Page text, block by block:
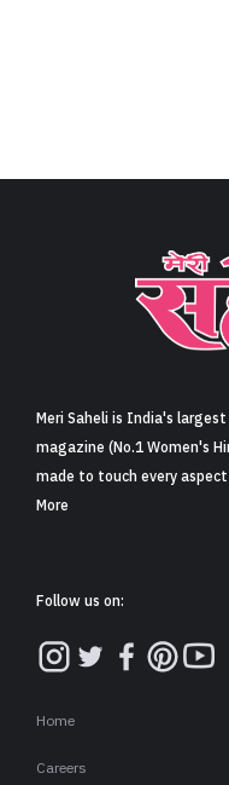
Meri Saheli is India's
magazine (No.1 Women's
made to touch every
More
Follow us on:
Home
Careers